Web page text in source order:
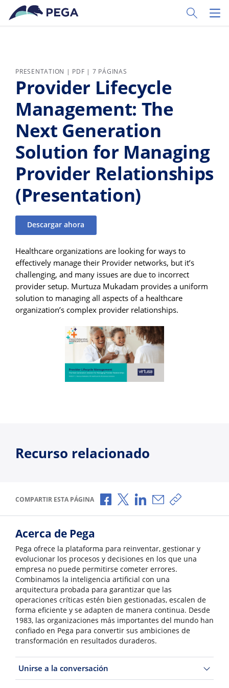
Ir al contenido principal
Toggle
PRESENTATION | PDF | 7 PÁGINAS
Provider Lifecycle
Management: The
Next Generation
Solution for Managing
Provider Relationships
(Presentation)
Descargar ahora
Healthcare organizations are looking for ways to
effectively manage their Provider networks, but it’s
challenging, and many issues are due to incorrect
provider setup. Murtuza Mukadam provides a uniform
solution to managing all aspects of a healthcare
organization’s complex provider relationships.
Recurso relacionado
COMPARTIR ESTA PÁGINA Compartir a través de Facebook
Compartir a través de X
Compartir a través de
Compartir por
Copiar
Acerca de Pega
Pega ofrece la plataforma para reinventar, gestionar y
evolucionar los procesos y decisiones en los que una
empresa no puede permitirse cometer errores.
Combinamos la inteligencia artificial con una
arquitectura probada para garantizar que las
operaciones críticas estén bien gestionadas, escalen de
forma eficiente y se adapten de manera continua. Desde
1983, las organizaciones más importantes del mundo han
confiado en Pega para convertir sus ambiciones de
transformación en resultados duraderos.
Unirse a la conversación